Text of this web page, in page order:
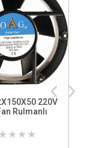
220V
Rulmanlı
★ ★ ★ ★